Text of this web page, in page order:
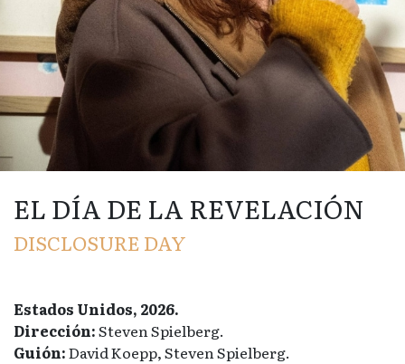
EL DÍA DE LA REVELACIÓN
DISCLOSURE DAY
Estados Unidos, 2026.
Dirección:Steven Spielberg.
Guión:David Koepp, Steven Spielberg.